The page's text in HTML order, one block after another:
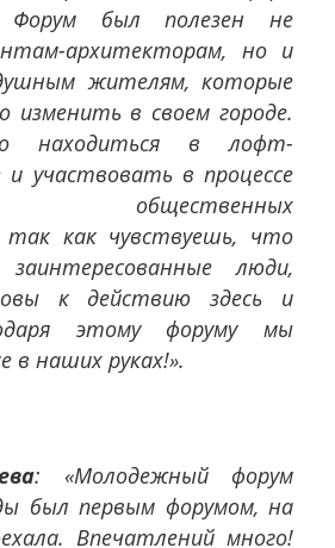
Форум был полезен не
архитекторам, но и
жителям, которые
в своем городе.
находиться в лофт-
участвовать в процессе
общественных
так как чувствуешь, что
люди,
к действию здесь и
этому форуму мы
в наших руках!».
: «Молодежный форум
был первым форумом, на
Впечатлений много!